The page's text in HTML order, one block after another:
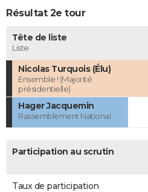
Résultat 2e tour
Tête de liste
Liste
Nicolas Turquois (Élu)
Ensemble ! (Majorité
présidentielle)
Hager Jacquemin
Rassemblement National
Participation au scrutin
Taux de participation